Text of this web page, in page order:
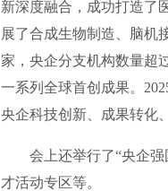
新深度融合，成功打造了
展了合成生物制造、脑机
家，央企分支机构数量超
一系列全球首创成果。
央企科技创新、成果转化
会上还举行了“央企强
才活动专区等。